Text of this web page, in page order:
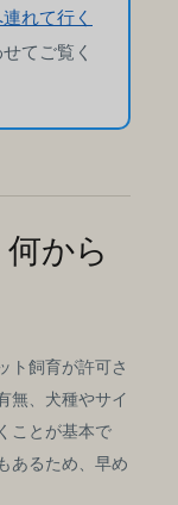
れて行く
てご覧く
から
ト飼育が許可さ
無、犬種やサイ
ことが基本で
あるため、早め